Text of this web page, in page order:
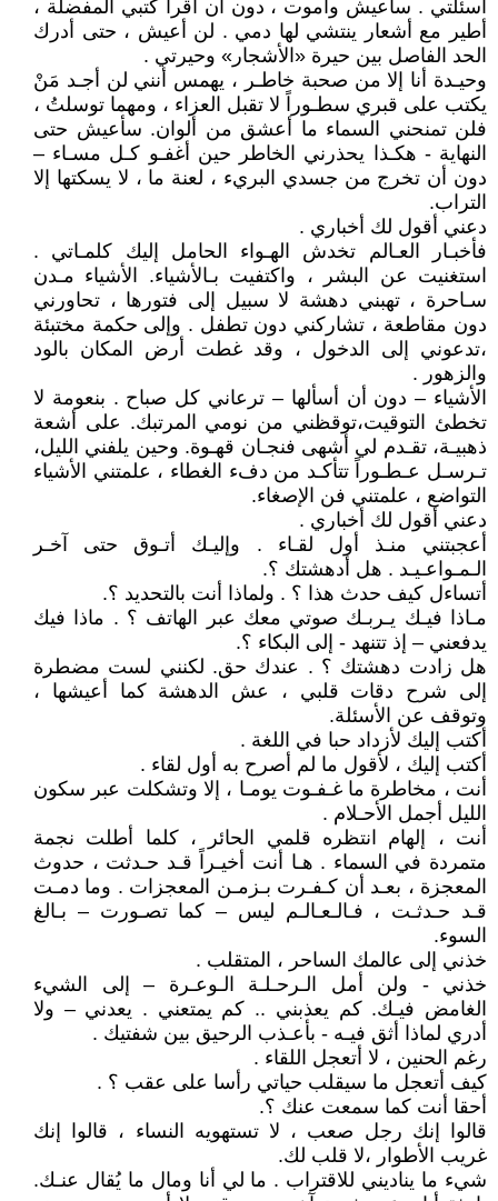
أسئلتي . سأعيش وأموت ، دون أن أقرأ كتبي المفضلة ،
أطير مع أشعار ينتشي لها دمي . لن أعيش ، حتى أدرك
الحد الفاصل بين حيرة «الأشجار» وحيرتي .
وحيـدة أنا إلا من صحبة خاطـر ، يهمس أنني لن أجـد مَنْ
يكتب على قبري سطـوراً لا تقبل العزاء ، ومهما توسلتُ ،
فلن تمنحني السماء ما أعشق من ألوان. سأعيش حتى
النهاية - هكـذا يحذرني الخاطر حين أغفـو كـل مسـاء –
دون أن تخرج من جسدي البريء ، لعنة ما ، لا يسكتها إلا
التراب.
دعني أقول لك أخباري .
فأخبـار العـالم تخدش الهـواء الحامل إليك كلمـاتي .
استغنيت عن البشر ، واكتفيت بـالأشياء. الأشياء مـدن
سـاحرة ، تهبني دهشة لا سبيل إلى فتورها ، تحاورني
دون مقاطعة ، تشاركني دون تطفل . وإلى حكمة مختبئة
،تدعوني إلى الدخول ، وقد غطت أرض المكان بالود
والزهور .
الأشياء – دون أن أسألها – ترعاني كل صباح . بنعومة لا
تخطئ التوقيت،توقظني من نومي المرتبك. على أشعة
ذهبيـة، تقـدم لي أشهى فنجـان قهـوة. وحين يلفني الليل،
تـرسـل عـطـوراً تتأكـد من دفء الغطاء ، علمتني الأشياء
التواضع ، علمتني فن الإصغاء.
دعني أقول لك أخباري .
أعجبتني منـذ أول لقـاء . وإليـك أتـوق حتى آخـر
الـمـواعـيـد . هل أدهشتك ؟.
أتساءل كيف حدث هذا ؟ . ولماذا أنت بالتحديد ؟.
مـاذا فيـك يـربـك صوتي معك عبر الهاتف ؟ . ماذا فيك
يدفعني – إذ تتنهد - إلى البكاء ؟.
هل زادت دهشتك ؟ . عندك حق. لكنني لست مضطرة
إلى شرح دقات قلبي ، عش الدهشة كما أعيشها ،
وتوقف عن الأسئلة.
أكتب إليك لأزداد حبا في اللغة .
أكتب إليك ، لأقول ما لم أصرح به أول لقاء .
أنت ، مخاطرة ما غـفـوت يومـا ، إلا وتشكلت عبر سكون
الليل أجمل الأحـلام .
أنت ، إلهام انتظره قلمي الحائر ، كلما أطلت نجمة
متمردة في السماء . هـا أنت أخيـراً قـد حـدثت ، حدوث
المعجزة ، بعـد أن كـفـرت بـزمـن المعجزات . وما دمـت
قـد حـدثـت ، فـالـعـالـم ليس – كما تصـورت – بـالغ
السوء.
خذني إلى عالمك الساحر ، المتقلب .
خذني - ولن أمل الـرحـلـة الـوعـرة – إلى الشيء
الغامض فيـك. كم يعذبني .. كم يمتعني . يعدني – ولا
أدري لماذا أثق فيـه - بأعـذب الرحيق بين شفتيك .
رغم الحنين ، لا أتعجل اللقاء .
كيف أتعجل ما سيقلب حياتي رأسا على عقب ؟ .
أحقا أنت كما سمعت عنك ؟.
قالوا إنك رجل صعب ، لا تستهويه النساء ، قالوا إنك
غريب الأطوار ،لا قلب لك.
شيء ما يناديني للاقتراب . ما لي أنا ومال ما يُقال عنـك.